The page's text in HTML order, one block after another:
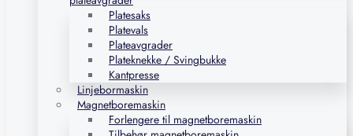
Platesaks
Platevals
Plateavgrader
Plateknekke / Svingbukke
Kantpresse
Linjebormaskin
Magnetboremaskin
Forlengere til magnetboremaskin